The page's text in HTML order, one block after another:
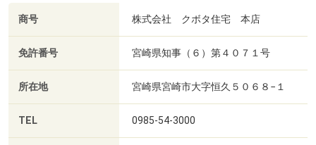
商号 株式会社 クボタ住宅 本店
免許番号 宮崎県知事（６）第４０７１号
所在地 宮崎県宮崎市大字恒久５０６８−１
TEL 0985-54-3000